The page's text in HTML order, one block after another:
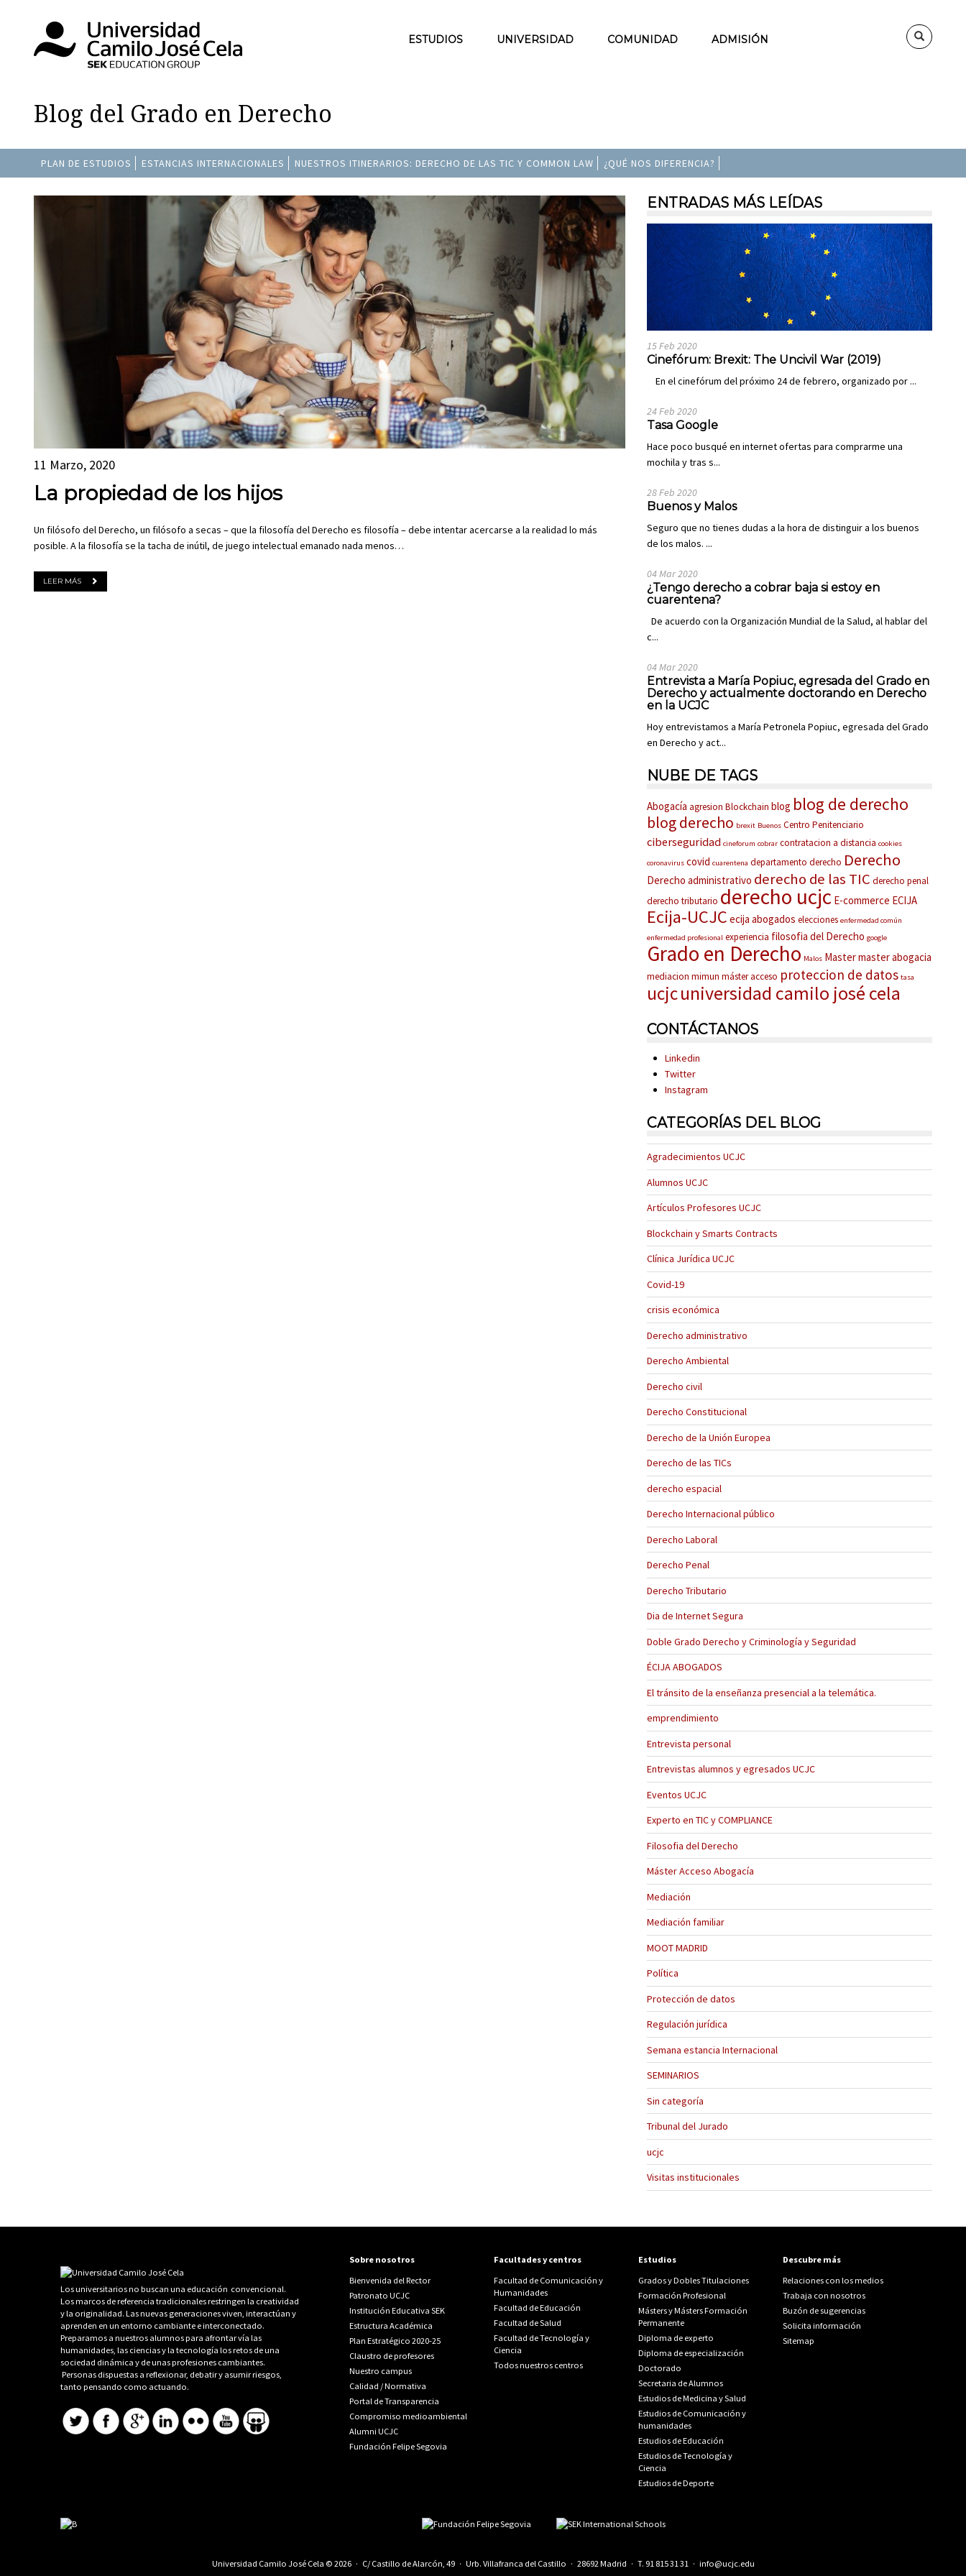
ESTUDIOS UNIVERSIDAD COMUNIDAD ADMISIÓN
Blog del Grado en Derecho
PLAN DE ESTUDIOS ESTANCIAS INTERNACIONALES NUESTROS ITINERARIOS: DERECHO DE LAS TIC Y COMMON LAW ¿QUÉ NOS DIFERENCIA?
11 Marzo, 2020
La propiedad de los hijos
Un filósofo del Derecho, un filósofo a secas – que la filosofía del Derecho es filosofía – debe intentar acercarse a la realidad lo más
posible. A la filosofía se la tacha de inútil, de juego intelectual emanado nada menos…
LEER MÁS
ENTRADAS MÁS LEÍDAS
15 Feb 2020
Cinefórum: Brexit: The Uncivil War (2019)
En el cinefórum del próximo 24 de febrero, organizado por ...
24 Feb 2020
Tasa Google
Hace poco busqué en internet ofertas para comprarme una
mochila y tras s...
28 Feb 2020
Buenos y Malos
Seguro que no tienes dudas a la hora de distinguir a los buenos
de los malos. ...
04 Mar 2020
¿Tengo derecho a cobrar baja si estoy en
cuarentena?
De acuerdo con la Organización Mundial de la Salud, al hablar del
c...
04 Mar 2020
Entrevista a María Popiuc, egresada del Grado en
Derecho y actualmente doctorando en Derecho
en la UCJC
Hoy entrevistamos a María Petronela Popiuc, egresada del Grado
en Derecho y act...
NUBE DE TAGS
Abogacía agresion Blockchain blog blog de derecho
blog derecho brexit Buenos Centro Penitenciario
ciberseguridad cineforum cobrar contratacion a distancia cookies
coronavirus covid cuarentena departamento derecho Derecho
Derecho administrativo derecho de las TIC derecho penal
derecho tributario derecho ucjc E-commerce ECIJA
Ecija-UCJC ecija abogados elecciones enfermedad común
enfermedad profesional experiencia filosofia del Derecho google
Grado en Derecho Malos Mastermaster abogacia
mediacion mimun máster acceso proteccion de datos tasa
ucjcuniversidad camilo josé cela
CONTÁCTANOS
Linkedin
Twitter
Instagram
CATEGORÍAS DEL BLOG
Agradecimientos UCJC
Alumnos UCJC
Artículos Profesores UCJC
Blockchain y Smarts Contracts
Clínica Jurídica UCJC
Covid-19
crisis económica
Derecho administrativo
Derecho Ambiental
Derecho civil
Derecho Constitucional
Derecho de la Unión Europea
Derecho de las TICs
derecho espacial
Derecho Internacional público
Derecho Laboral
Derecho Penal
Derecho Tributario
Dia de Internet Segura
Doble Grado Derecho y Criminología y Seguridad
ÉCIJA ABOGADOS
El tránsito de la enseñanza presencial a la telemática.
emprendimiento
Entrevista personal
Entrevistas alumnos y egresados UCJC
Eventos UCJC
Experto en TIC y COMPLIANCE
Filosofia del Derecho
Máster Acceso Abogacía
Mediación
Mediación familiar
MOOT MADRID
Política
Protección de datos
Regulación jurídica
Semana estancia Internacional
SEMINARIOS
Sin categoría
Tribunal del Jurado
ucjc
Visitas institucionales
Los universitarios no buscan una educación convencional.
Los marcos de referencia tradicionales restringen la creatividad
y la originalidad. Las nuevas generaciones viven, interactúan y
aprenden en un entorno cambiante e interconectado.
Preparamos a nuestros alumnos para afrontar vía las
humanidades, las ciencias y la tecnología los retos de una
sociedad dinámica y de unas profesiones cambiantes.
Personas dispuestas a reflexionar, debatir y asumir riesgos,
tanto pensando como actuando.
Sobre nosotros
Bienvenida del Rector
Patronato UCJC
Institución Educativa SEK
Estructura Académica
Plan Estratégico 2020-25
Claustro de profesores
Nuestro campus
Calidad /Normativa
Portal de Transparencia
Compromiso medioambiental
Alumni UCJC
Fundación Felipe Segovia
Facultades y centros
Facultad de Comunicación y
Humanidades
Facultad de Educación
Facultad de Salud
Facultad de Tecnología y
Ciencia
Todos nuestros centros
Estudios
Grados y Dobles Titulaciones
Formación Profesional
Másters y Másters Formación
Permanente
Diploma de experto
Diploma de especialización
Doctorado
Secretaria de Alumnos
Estudios de Medicina y Salud
Estudios de Comunicación y
humanidades
Estudios de Educación
Estudios de Tecnología y
Ciencia
Estudios de Deporte
Descubre más
Relaciones con los medios
Trabaja con nosotros
Buzón de sugerencias
Solicita información
Sitemap
Universidad Camilo José Cela © 2026 · C/ Castillo de Alarcón, 49 · Urb. Villafranca del Castillo · 28692 Madrid · T. 91 815 31 31 · info@ucjc.edu